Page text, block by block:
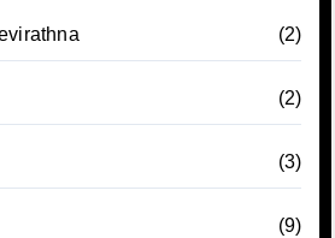
(2)
(2)
(3)
(9)